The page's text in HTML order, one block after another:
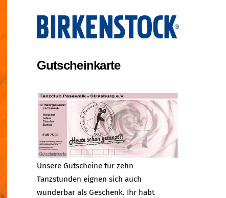
Gutscheinkarte
Unsere Gutscheine für zehn
Tanzstunden eignen sich auch
wunderbar als Geschenk. Ihr habt